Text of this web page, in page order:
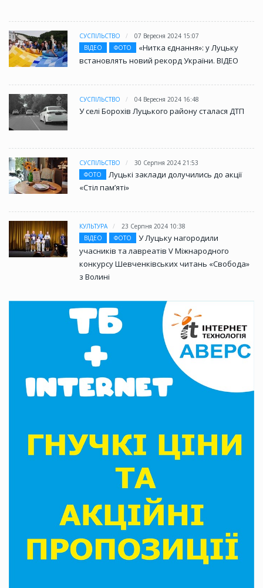
СУСПІЛЬСТВО
07 Вересня 2024 15:07
ВІДЕО
ФОТО
«Нитка єднання»: у Луцьку
встановлять новий рекорд України. ВІДЕО
СУСПІЛЬСТВО 04 Вересня 2024 16:48
У селі Борохів Луцького району сталася ДТП
СУСПІЛЬСТВО
30 Серпня 2024 21:53
ФОТО
Луцькі заклади долучились до акції
«Стіл памʼяті»
КУЛЬТУРА
23 Серпня 2024 10:38
ВІДЕО
ФОТО
У Луцьку нагородили
учасників та лавреатів V Міжнародного
конкурсу Шевченківських читань «Свобода»
з Волині